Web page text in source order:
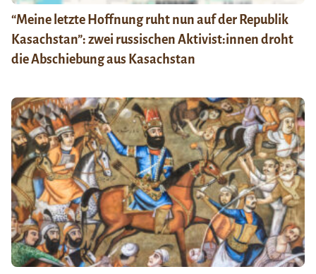
“Meine letzte Hoffnung ruht nun auf der Republik
Kasachstan”: zwei russischen Aktivist:innen droht
die Abschiebung aus Kasachstan